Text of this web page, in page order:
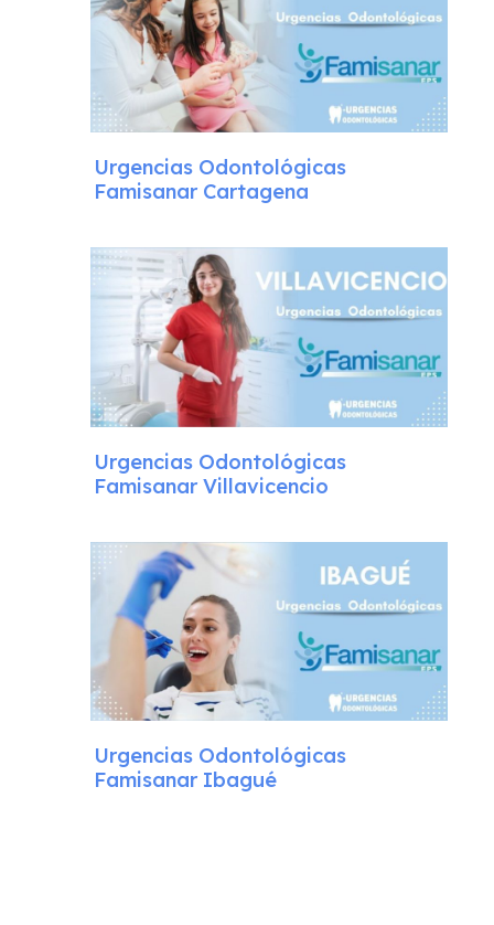
Urgencias Odontológicas
Famisanar Cartagena
Urgencias Odontológicas
Famisanar Villavicencio
Urgencias Odontológicas
Famisanar Ibagué